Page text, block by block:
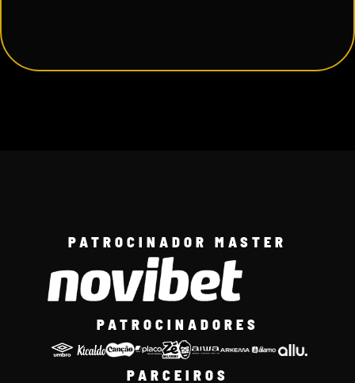
PATROCINADOR MASTER
PATROCINADORES
PARCEIROS